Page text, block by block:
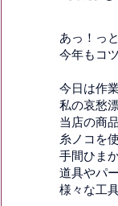
あっ！っ
今年もコ
今日は作
私の哀愁
当店の商
糸ノコを
手間ひま
道具やパ
様々な工